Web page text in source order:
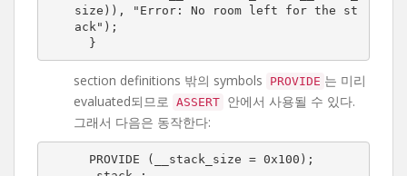
size)), "Error: No room left for the st
ack");
  }
section definitions 밖의 symbols PROVIDE 는 미리
evaluated되므로 ASSERT 안에서 사용될 수 있다.
그래서 다음은 동작한다: